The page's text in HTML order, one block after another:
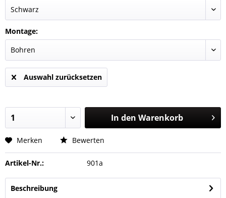
Montage:
Auswahl zurücksetzen
In den Warenkorb
Merken Bewerten
Artikel-Nr.: 901a
Beschreibung